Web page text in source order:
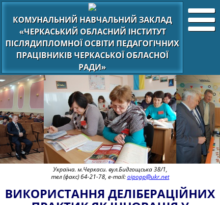
КОМУНАЛЬНИЙ НАВЧАЛЬНИЙ ЗАКЛАД
«ЧЕРКАСЬКИЙ ОБЛАСНИЙ ІНСТИТУТ
ПІСЛЯДИПЛОМНОЇ ОСВІТИ ПЕДАГОГІЧНИХ
ПРАЦІВНИКІВ ЧЕРКАСЬКОЇ ОБЛАСНОЇ
РАДИ»
Україна. м.Черкаси. вул.Бидгощська 38/1,
тел (факс) 64-21-78, e-mail:oipopp@ukr.net
ВИКОРИСТАННЯ ДЕЛІБЕРАЦІЙНИХ